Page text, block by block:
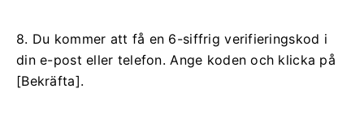
8. Du kommer att få en 6-siffrig verifieringskod i
din e-post eller telefon.Ange koden och klicka på
[Bekräfta].